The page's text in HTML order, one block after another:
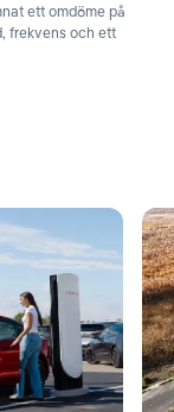
ett omdöme på
frekvens och ett